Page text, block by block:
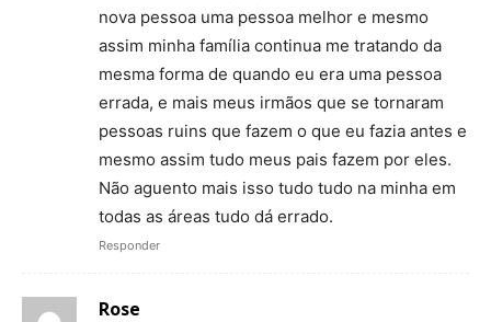
nova pessoa uma pessoa melhor e mesmo
assim minha família continua me tratando da
mesma forma de quando eu era uma pessoa
errada, e mais meus irmãos que se tornaram
pessoas ruins que fazem o que eu fazia antes e
mesmo assim tudo meus pais fazem por eles.
Não aguento mais isso tudo tudo na minha em
todas as áreas tudo dá errado.
Responder
Rose